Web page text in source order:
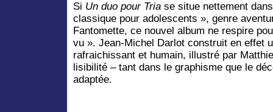
Si Un duo pour Tria se situe nettement
classique pour adolescents », genre
Fantomette, ce nouvel album ne respire
vu ». Jean-Michel Darlot construit en effet
rafraichissant et humain, illustré par
lisibilité – tant dans le graphisme que le
adaptée.